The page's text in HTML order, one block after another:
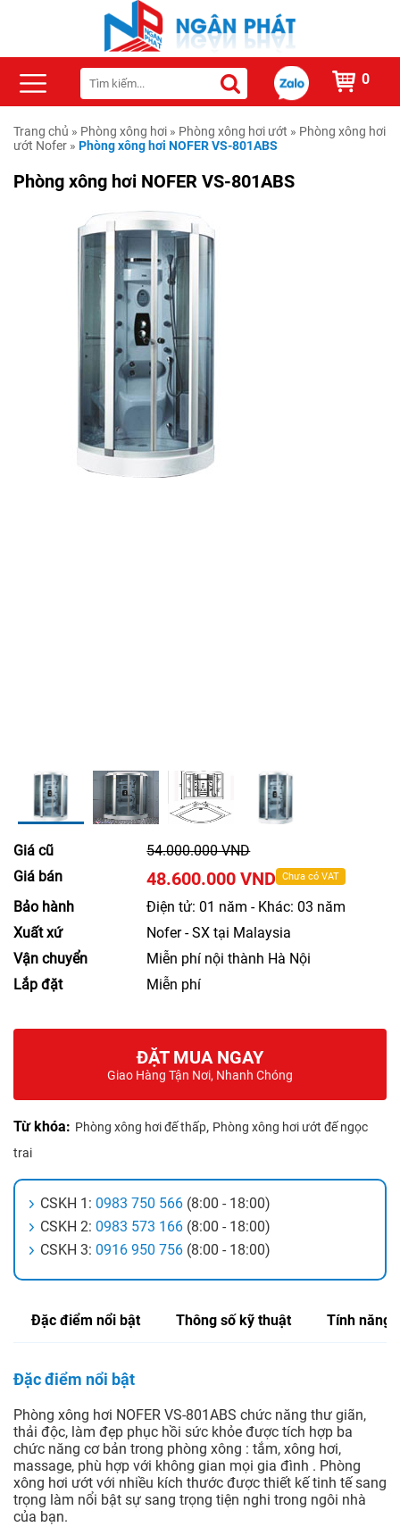
0
Trang chủ » Phòng xông hơi » Phòng xông hơi ướt » Phòng xông hơi
ướt Nofer » Phòng xông hơi NOFER VS-801ABS
Phòng xông hơi NOFER VS-801ABS
Giá cũ
54.000.000 VND
Giá bán
48.600.000 VND Chưa có VAT
Bảo hành
Điện tử: 01 năm - Khác: 03 năm
Xuất xứ
Nofer - SX tại Malaysia
Vận chuyển
Miễn phí nội thành Hà Nội
Lắp đặt
Miễn phí
ĐẶT MUA NGAY
Giao Hàng Tận Nơi, Nhanh Chóng
Từ khóa: Phòng xông hơi đế thấp, Phòng xông hơi ướt đế ngọc
trai
CSKH 1: 0983 750 566 (8:00 - 18:00)
CSKH 2: 0983 573 166 (8:00 - 18:00)
CSKH 3: 0916 950 756 (8:00 - 18:00)
Đặc điểm nổi bật Thông số kỹ thuật Tính năng
Đặc điểm nổi bật
Phòng xông hơi NOFER VS-801ABS chức năng thư giãn,
thải độc, làm đẹp phục hồi sức khỏe được tích hợp ba
chức năng cơ bản trong phòng xông : tắm, xông hơi,
massage, phù hợp với không gian mọi gia đình . Phòng
xông hơi ướt với nhiều kích thước được thiết kế tinh tế sang
trọng làm nổi bật sự sang trọng tiện nghi trong ngôi nhà
của bạn.